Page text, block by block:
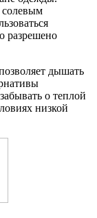
разрешено
дышать
о теплой
низкой